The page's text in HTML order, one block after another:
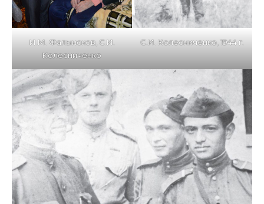
И.М. Фалынсков, С.И.
Колесниченко
С.И. Колесниченко, 1944 г.